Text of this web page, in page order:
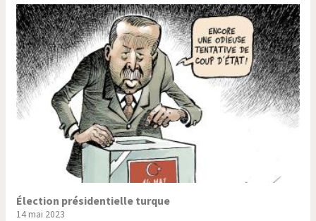
Élection présidentielle turque
14 mai 2023